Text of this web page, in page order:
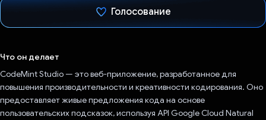
Голосование
Что он делает
CodeMint Studio — это веб-приложение, разработанное для
повышения производительности и креативности кодирования. Оно
предоставляет живые предложения кода на основе
пользовательских подсказок, используя API Google Cloud Natural